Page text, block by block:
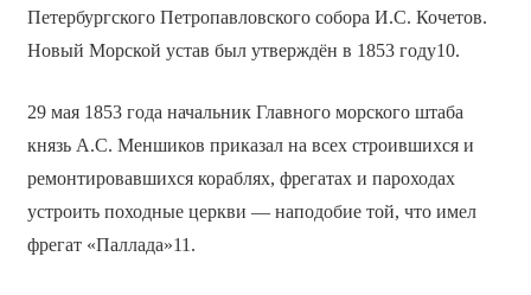
Петербургского Петропавловского собора И.С. Кочетов.
Новый Морской устав был утверждён в 1853 году10.
29 мая 1853 года начальник Главного морского штаба
князь А.С. Меншиков приказал на всех строившихся и
ремонтировавшихся кораблях, фрегатах и пароходах
устроить походные церкви — наподобие той, что имел
фрегат «Паллада»11.